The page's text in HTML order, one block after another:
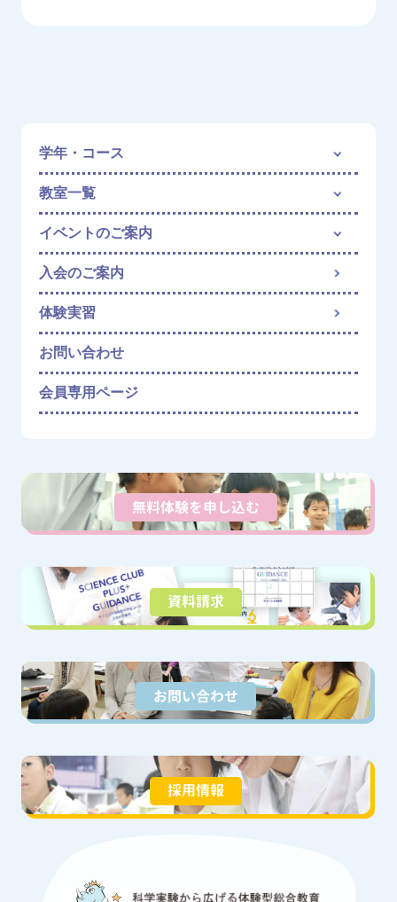
学年・コース
教室一覧
イベントのご案内
入会のご案内
体験実習
お問い合わせ
会員専用ページ
無料体験を申し込む
資料請求
お問い合わせ
採用情報